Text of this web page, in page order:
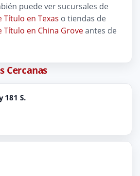
puede ver sucursales de
Título en Texas o tiendas de
Título en China Groveantes de
Cercanas
181 S.